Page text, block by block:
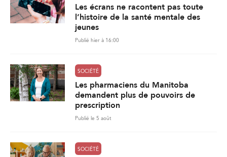
Les écrans ne racontent pas toute
l’histoire de la santé mentale des
jeunes
Publié hier à 16:00
SOCIÉTÉ
Les pharmaciens du Manitoba
demandent plus de pouvoirs de
prescription
Publié le 5 août
SOCIÉTÉ